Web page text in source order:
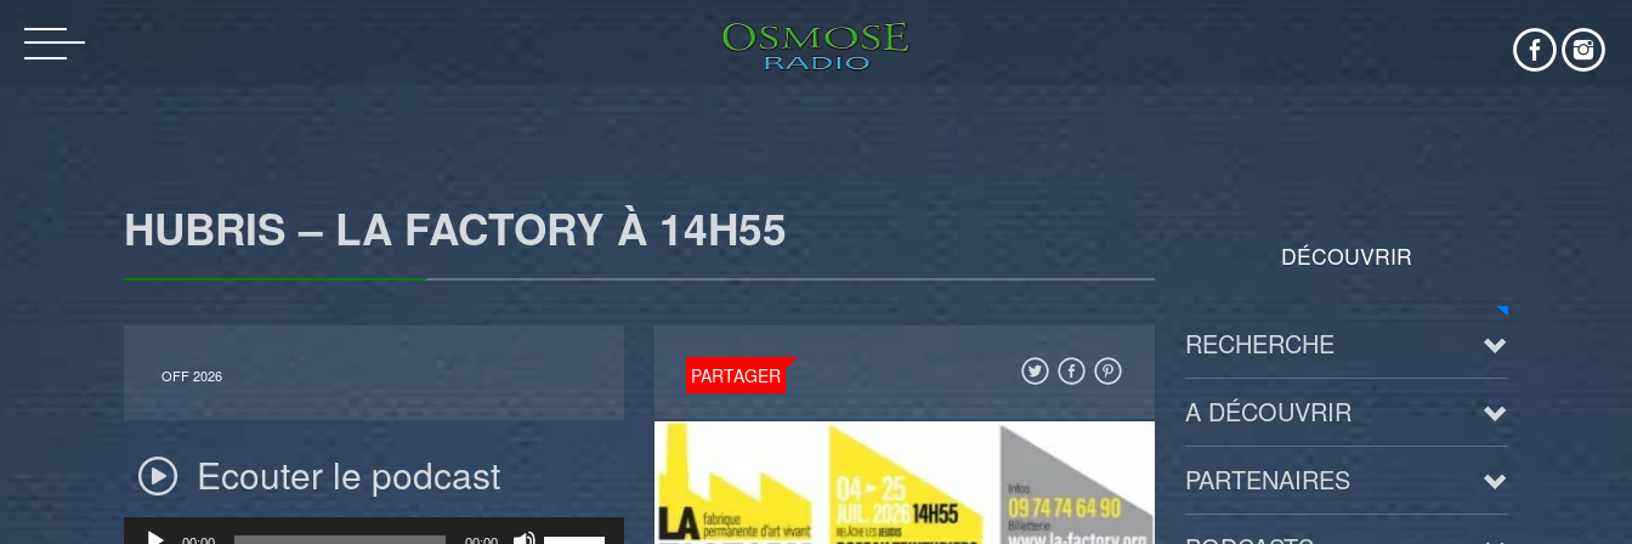
HUBRIS – LA FACTORY À 14H55
OFF 2026
Ecouter le podcast
Lecteur
Utilisez
PARTAGER
DÉCOUVRIR
RECHERCHE
A DÉCOUVRIR
PARTENAIRES